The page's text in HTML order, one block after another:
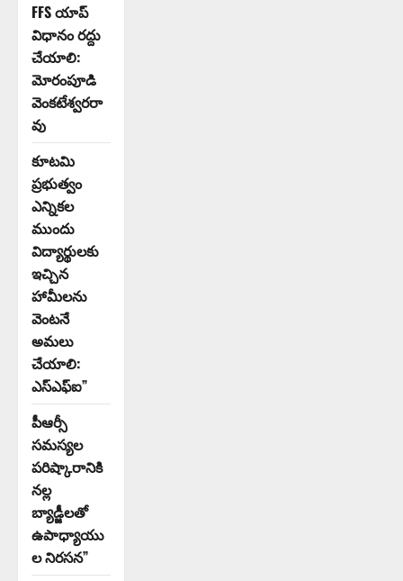
FFS యాప్
విధానం రద్దు
చేయాలి:
మోరంపూడి
వెంకటేశ్వరరా
వు
కూటమి
ప్రభుత్వం
ఎన్నికల
ముందు
విద్యార్థులకు
ఇచ్చిన
హామీలను
వెంటనే
అమలు
చేయాలి:
ఎస్ఎఫ్ఐ”
పీఆర్సీ
సమస్యల
పరిష్కారానికి
నల్ల
బ్యాడ్జీలతో
ఉపాధ్యాయు
ల నిరసన”